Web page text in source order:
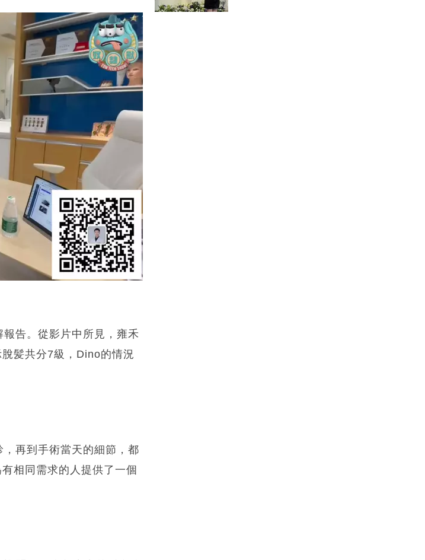
告。從影片中所見，雍禾
髪共分7級，Dino的情況
再到手術當天的細節，都
相同需求的人提供了一個